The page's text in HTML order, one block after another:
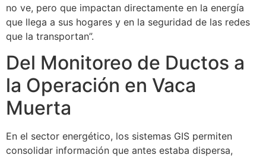
no ve, pero que impactan directamente en la energía
que llega a sus hogares y en la seguridad de las redes
que la transportan”.
Del Monitoreo de Ductos a
la Operación en Vaca
Muerta
En el sector energético, los sistemas GIS permiten
consolidar información que antes estaba dispersa,